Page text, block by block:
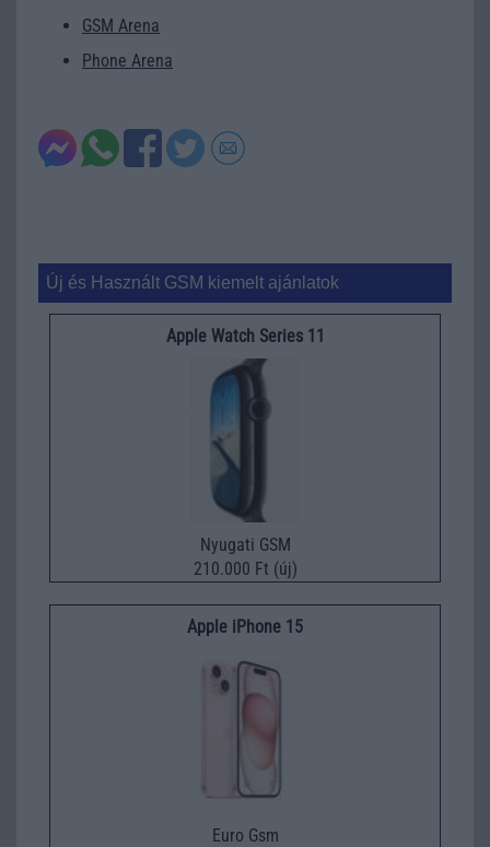
GSM Arena
Phone Arena
Új és Használt GSM kiemelt ajánlatok
Apple Watch Series 11
Nyugati GSM
210.000 Ft (új)
Apple iPhone 15
Euro Gsm